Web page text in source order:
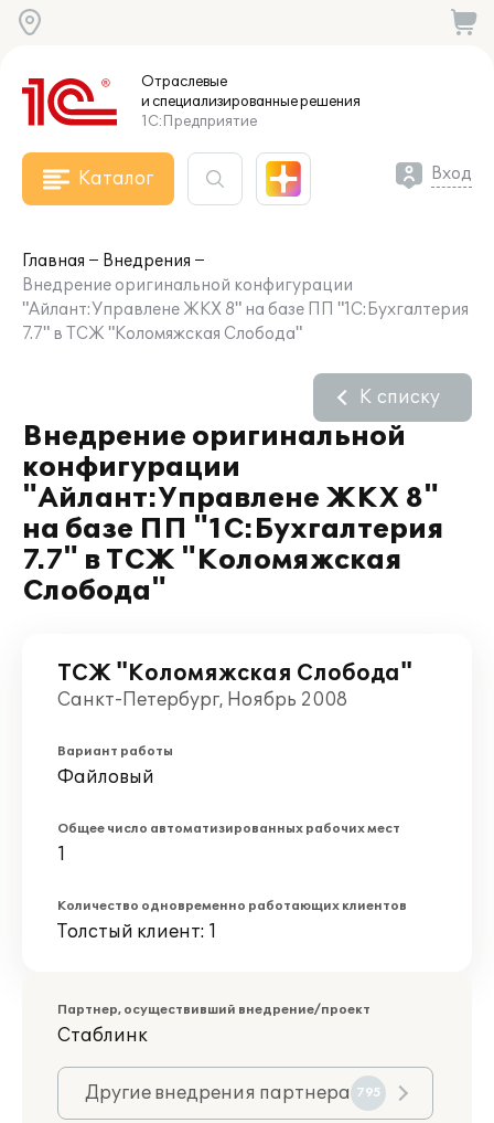
Отраслевые
и специализированныерешения
1С:Предприятие
Каталог Вход
Главная
Внедрения
Внедрение оригинальной конфигурации
"Айлант:Управлене ЖКХ 8" на базе ПП "1С:Бухгалтерия
7.7" в ТСЖ "Коломяжская Слобода"
Внедрение оригинальной
конфигурации
"Айлант:Управлене ЖКХ 8"
на базе ПП "1С:Бухгалтерия
7.7" в ТСЖ "Коломяжская
Слобода"
К списку
ТСЖ "Коломяжская Слобода"
Санкт-Петербург, Ноябрь 2008
Вариант работы
Файловый
Общее число автоматизированных рабочих мест
1
Количество одновременно работающих клиентов
Толстый клиент: 1
Партнер, осуществивший внедрение/проект
Стаблинк
Другие внедрения партнера 795